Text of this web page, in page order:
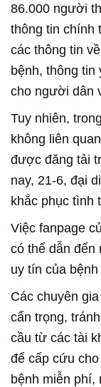
86.000 người
thông tin chính
các thông tin
bệnh, thông
cho người dân
Tuy nhiên,
không liên
được đăng tải
nay, 21-6, đại
khắc phục tình
Việc fanpage
có thể dẫn
uy tín của
Các chuyên
cẩn trọng,
cầu từ các tài
để cấp cứu
bệnh miễn phí,